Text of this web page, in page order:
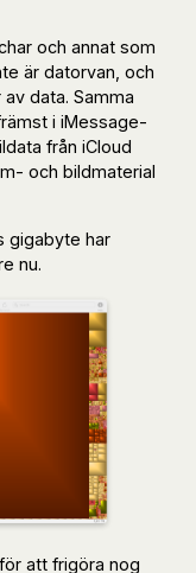
och annat som
är datorvan, och
data. Samma
i iMessage-
från iCloud
och bildmaterial
gigabyte har
nu.
att frigöra nog